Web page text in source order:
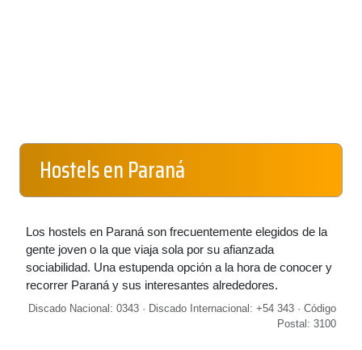
Hostels en Paraná
Los hostels en Paraná son frecuentemente elegidos de la
gente joven o la que viaja sola por su afianzada
sociabilidad. Una estupenda opción a la hora de conocer y
recorrer Paraná y sus interesantes alrededores.
Discado Nacional: 0343 · Discado Internacional: +54 343 · Código
Postal: 3100